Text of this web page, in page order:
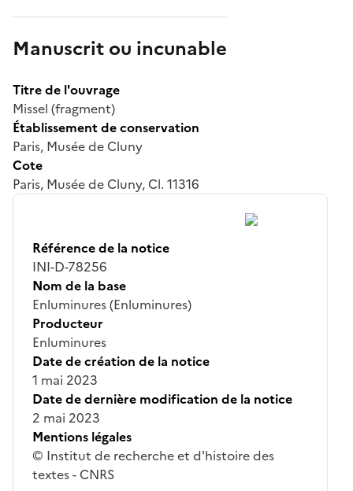
Manuscrit ou incunable
Titre de l'ouvrage
Missel (fragment)
Établissement de conservation
Paris, Musée de Cluny
Cote
Paris, Musée de Cluny, Cl. 11316
Référence de la notice
INI-D-78256
Nom de la base
Enluminures (Enluminures)
Producteur
Enluminures
Date de création de la notice
1 mai 2023
Date de dernière modification de la notice
2 mai 2023
Mentions légales
© Institut de recherche et d'histoire des
textes - CNRS